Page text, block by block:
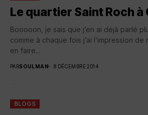
Le quartier Saint Roch à
Booooon, je sais que j’en ai déjà parlé
comme à chaque fois j’ai l’impression
en faire...
PARSOULMAN 8 DÉCEMBRE 2014
BLOGS